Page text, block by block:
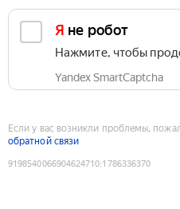
Я не робот
Нажмите, чтобы
Yandex SmartCaptcha
Если у вас возникли проблемы,
обратной связи
9198540066904624710:1786336370